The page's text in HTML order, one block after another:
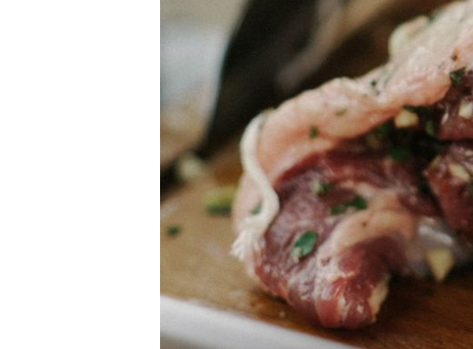
TONKA, RECI KOLAČ
Zamjena za vaniliju: Začin koji
obožavamo u kolačima, makar je u nekim
dijelovima svijeta strogo zabranjen